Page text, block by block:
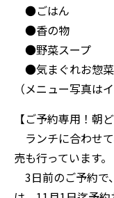
●ごはん
●香の物
●野菜スープ
●気まぐれお惣
（メニュー写真は
【ご予約専用！朝
ランチに合わせ
売も行っています。
3日前のご予約で